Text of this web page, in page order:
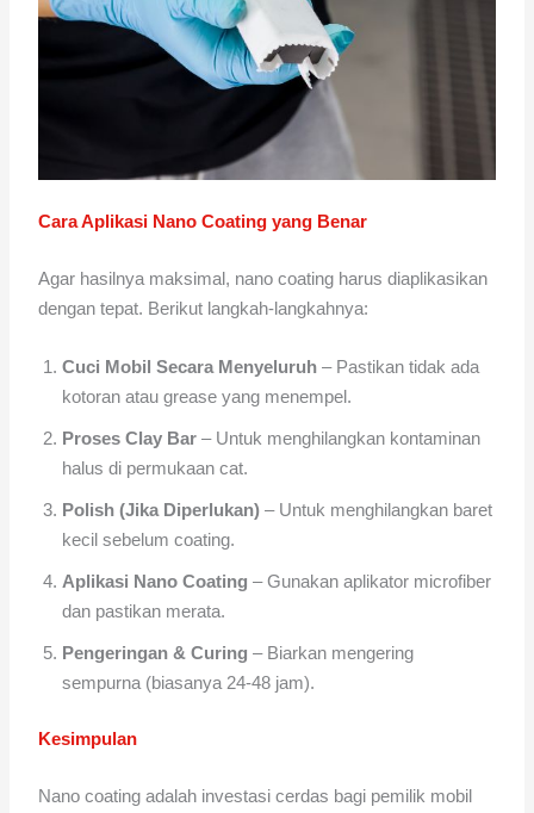
Cara Aplikasi Nano Coating yang Benar
Agar hasilnya maksimal, nano coating harus diaplikasikan
dengan tepat. Berikut langkah-langkahnya:
Cuci Mobil Secara Menyeluruh – Pastikan tidak ada
kotoran atau grease yang menempel.
Proses Clay Bar – Untuk menghilangkan kontaminan
halus di permukaan cat.
Polish (Jika Diperlukan) – Untuk menghilangkan baret
kecil sebelum coating.
Aplikasi Nano Coating – Gunakan aplikator microfiber
dan pastikan merata.
Pengeringan & Curing – Biarkan mengering
sempurna (biasanya 24-48 jam).
Kesimpulan
Nano coating adalah investasi cerdas bagi pemilik mobil